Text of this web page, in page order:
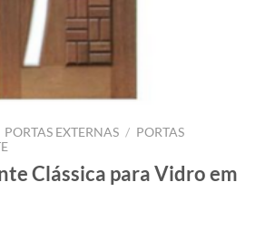
PORTAS EXTERNAS / PORTAS
Clássica para Vidro em